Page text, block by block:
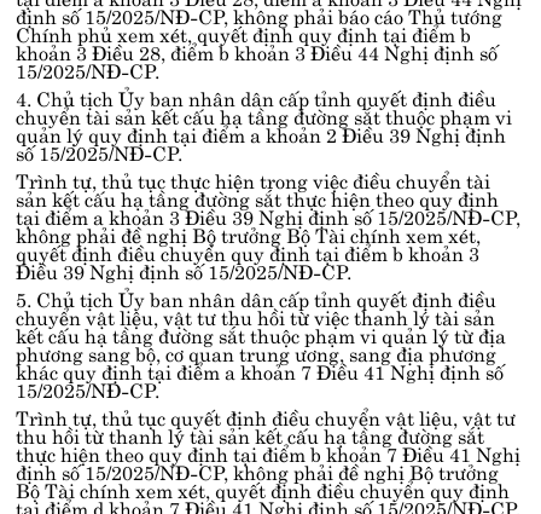
định số 15/2025/NĐ-CP, không phải báo cáo Thủ tướng
Chính phủ xem xét, quyết định quy định tạiđiểm b
khoản 3 Điều 28, điểm b khoản 3 Điều 44 Nghị định số
15/2025/NĐ-CP.
4. Chủ tịch Ủy ban nhân dân cấp tỉnh quyết định điều
chuyển tài sản kết cấu hạ tầng đường sắt thuộc phạm vi
quản lý quy định tạiđiểm a khoản 2 Điều 39 Nghị định
số 15/2025/NĐ-CP.
Trình tự, thủ tục thực hiện trong việc điều chuyển tài
sản kết cấu hạ tầng đường sắt thực hiện theo quy định
tạiđiểm a khoản 3 Điều 39 Nghị định số 15/2025/NĐ-CP,
không phải đề nghị Bộ trưởng Bộ Tài chính xem xét,
quyết định điều chuyển quy định tạiđiểm b khoản 3
Điều 39 Nghị định số 15/2025/NĐ-CP.
5. Chủ tịch Ủy ban nhân dân cấp tỉnh quyết định điều
chuyển vật liệu, vật tư thu hồi từ việc thanh lý tài sản
kết cấu hạ tầng đường sắt thuộc phạm vi quản lý từ địa
phương sang bộ, cơ quan trung ương, sang địa phương
khác quy định tạiđiểm a khoản 7 Điều 41 Nghị định số
15/2025/NĐ-CP.
Trình tự, thủ tục quyết định điều chuyển vật liệu, vật tư
thu hồi từ thanh lý tài sản kết cấu hạ tầng đường sắt
thực hiện theo quy định tạiđiểm b khoản 7 Điều 41 Nghị
định số 15/2025/NĐ-CP, không phải đề nghị Bộ trưởng
Bộ Tài chính xem xét, quyết định điều chuyển quy định
tại điểm d khoản 7 Điều 41 Nghị định số 15/2025/NĐ-CP.